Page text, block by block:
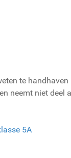
te handhaven
neemt niet deel
5A